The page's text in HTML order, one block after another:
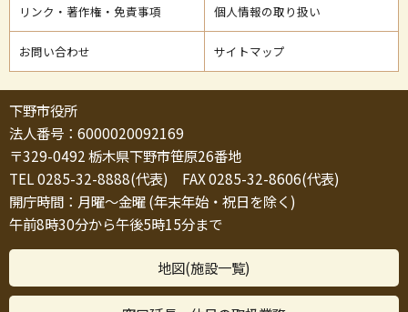
リンク・著作権・免責事項 個人情報の取り扱い
お問い合わせ サイトマップ
下野市役所
法人番号：6000020092169
〒329-0492 栃木県下野市笹原26番地
TEL 0285-32-8888(代表) FAX 0285-32-8606(代表)
開庁時間：月曜～金曜 (年末年始・祝日を除く)
午前8時30分から午後5時15分まで
地図(施設一覧)